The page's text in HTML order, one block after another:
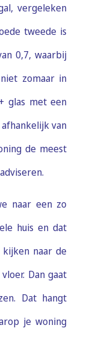
vergeleken
tweede is
0,7, waarbij
zomaar in
glas met een
van
de meest
naar een zo
huis en dat
naar de
Dan gaat
Dat hangt
je woning